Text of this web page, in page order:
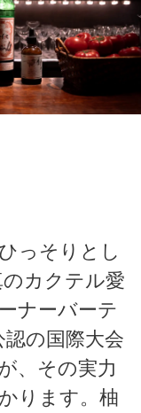
っそりとし
カクテル愛
ナーバーテ
の国際大会
、その実力
ります。柚